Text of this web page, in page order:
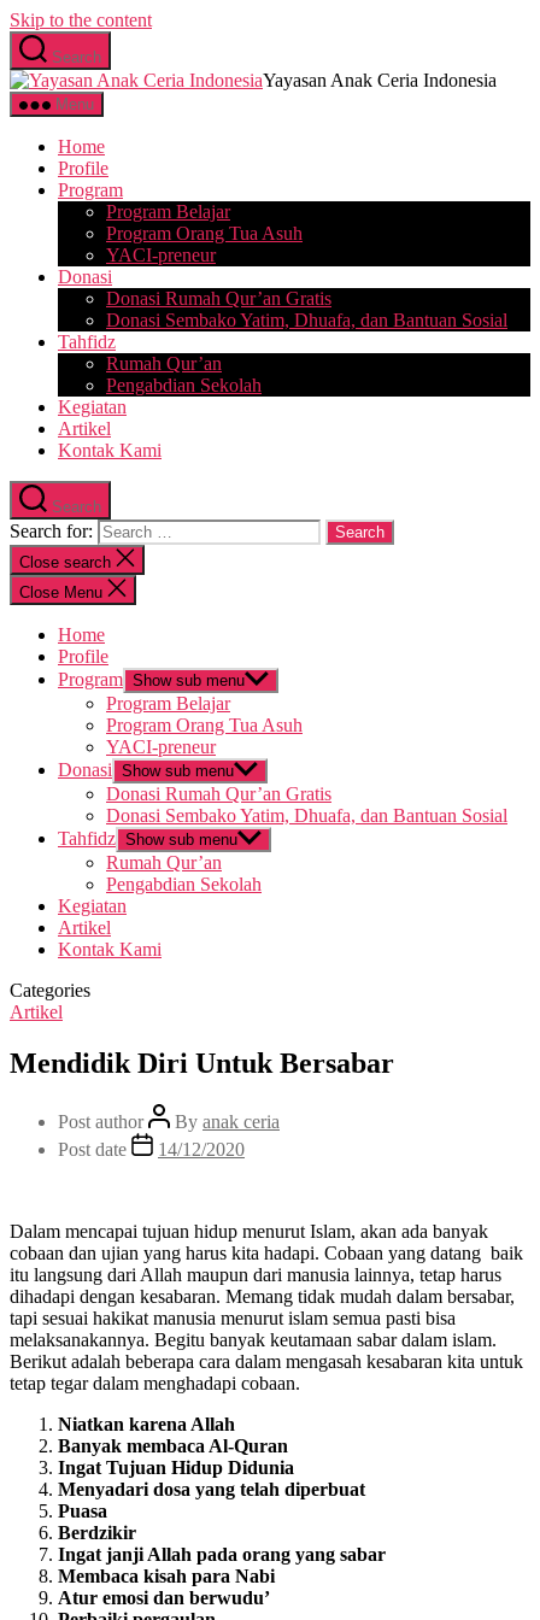
Skip to the content
Search
Yayasan Anak Ceria Indonesia
Menu
Home
Profile
Program
Program Belajar
Program Orang Tua Asuh
YACI-preneur
Donasi
Donasi Rumah Qur’an Gratis
Donasi Sembako Yatim, Dhuafa, dan Bantuan Sosial
Tahfidz
Rumah Qur’an
Pengabdian Sekolah
Kegiatan
Artikel
Kontak Kami
Search
Search for:
Close search
Close Menu
Home
Profile
Program Show sub menu
Program Belajar
Program Orang Tua Asuh
YACI-preneur
Donasi Show sub menu
Donasi Rumah Qur’an Gratis
Donasi Sembako Yatim, Dhuafa, dan Bantuan Sosial
Tahfidz Show sub menu
Rumah Qur’an
Pengabdian Sekolah
Kegiatan
Artikel
Kontak Kami
Categories
Artikel
Mendidik Diri Untuk Bersabar
Post author By anak ceria
Post date
14/12/2020
Dalam mencapai tujuan hidup menurut Islam, akan ada banyak
cobaan dan ujian yang harus kita hadapi. Cobaan yang datang baik
itu langsung dari Allah maupun dari manusia lainnya, tetap harus
dihadapi dengan kesabaran. Memang tidak mudah dalam bersabar,
tapi sesuai hakikat manusia menurut islam semua pasti bisa
melaksanakannya. Begitu banyak keutamaan sabar dalam islam.
Berikut adalah beberapa cara dalam mengasah kesabaran kita untuk
tetap tegar dalam menghadapi cobaan.
Niatkan karena Allah
Banyak membaca Al-Quran
Ingat Tujuan Hidup Didunia
Menyadari dosa yang telah diperbuat
Puasa
Berdzikir
Ingat janji Allah pada orang yang sabar
Membaca kisah para Nabi
Atur emosi dan berwudu’